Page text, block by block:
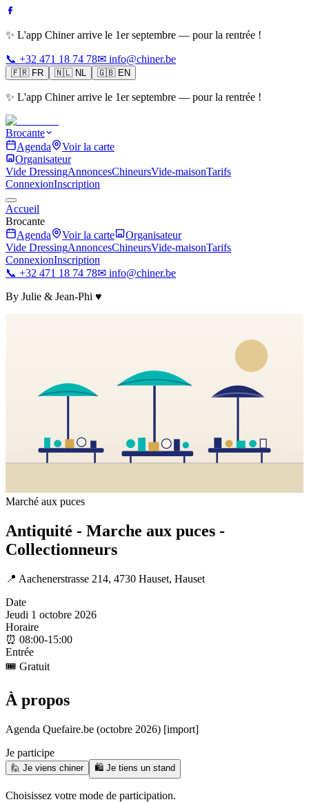
✨ L'app Chiner arrive le 1er septembre — pour la rentrée !
📞 +32 471 18 74 78✉ info@chiner.be
🇫🇷 FR 🇳🇱 NL 🇬🇧 EN
✨ L'app Chiner arrive le 1er septembre — pour la rentrée !
Brocante
Agenda
Voir la carte
Organisateur
Vide DressingAnnoncesChineursVide-maisonTarifs
ConnexionInscription
Accueil
Brocante
Agenda
Voir la carte
Organisateur
Vide DressingAnnoncesChineursVide-maisonTarifs
ConnexionInscription
📞 +32 471 18 74 78✉ info@chiner.be
By Julie & Jean-Phi ♥
Marché aux puces
Antiquité - Marche aux puces -
Collectionneurs
📍 Aachenerstrasse 214, 4730 Hauset, Hauset
Date
Jeudi 1 octobre 2026
Horaire
⏰ 08:00-15:00
Entrée
🎟️ Gratuit
À propos
Agenda Quefaire.be (octobre 2026) [import]
Je participe
🙋 Je viens chiner 🛍️ Je tiens un stand
Choisissez votre mode de participation.